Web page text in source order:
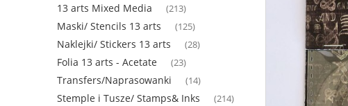
13 arts Mixed Media (213)
Maski/ Stencils 13 arts (125)
Naklejki/ Stickers 13 arts (28)
Folia 13 arts - Acetate (23)
Transfers/Naprasowanki (14)
Stemple i Tusze/ Stamps& Inks (214)